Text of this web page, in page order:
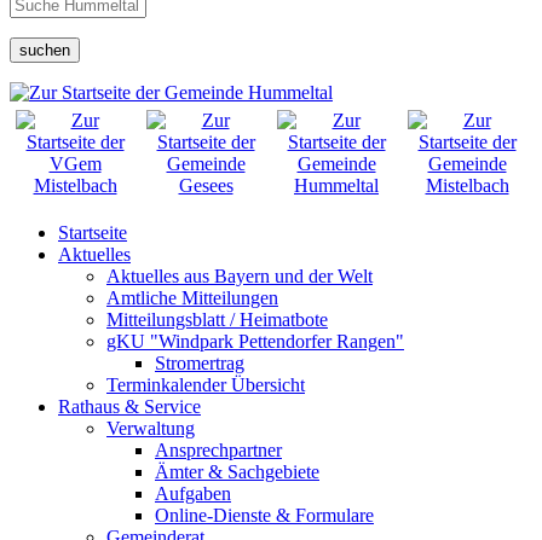
suchen
Startseite
Aktuelles
Aktuelles aus Bayern und der Welt
Amtliche Mitteilungen
Mitteilungsblatt / Heimatbote
gKU "Windpark Pettendorfer Rangen"
Stromertrag
Terminkalender Übersicht
Rathaus & Service
Verwaltung
Ansprechpartner
Ämter & Sachgebiete
Aufgaben
Online-Dienste & Formulare